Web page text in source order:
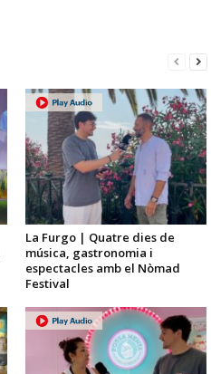
La Furgo | Quatre dies de
música, gastronomia i
espectacles amb el Nòmad
Festival